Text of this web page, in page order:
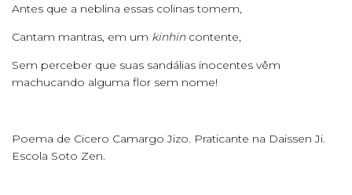
Antes que a neblina essas colinas tomem,
Cantam mantras, em um kinhincontente,
Sem perceber que suas sandálias inocentes vêm
machucando alguma flor sem nome!
Poema de Cicero Camargo Jizo. Praticante na Daissen Ji.
Escola Soto Zen.